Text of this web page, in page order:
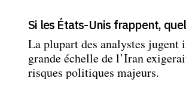
Si les États-Unis frappent,
La plupart des analystes jugent
grande échelle de l’Iran
risques politiques majeurs.